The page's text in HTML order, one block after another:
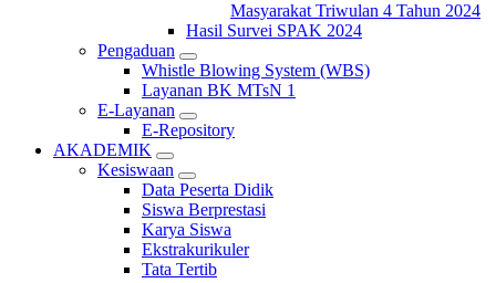
Masyarakat Triwulan 4 Tahun 2024
Hasil Survei SPAK 2024
Pengaduan
Whistle Blowing System (WBS)
Layanan BK MTsN 1
E-Layanan
E-Repository
AKADEMIK
Kesiswaan
Data Peserta Didik
Siswa Berprestasi
Karya Siswa
Ekstrakurikuler
Tata Tertib